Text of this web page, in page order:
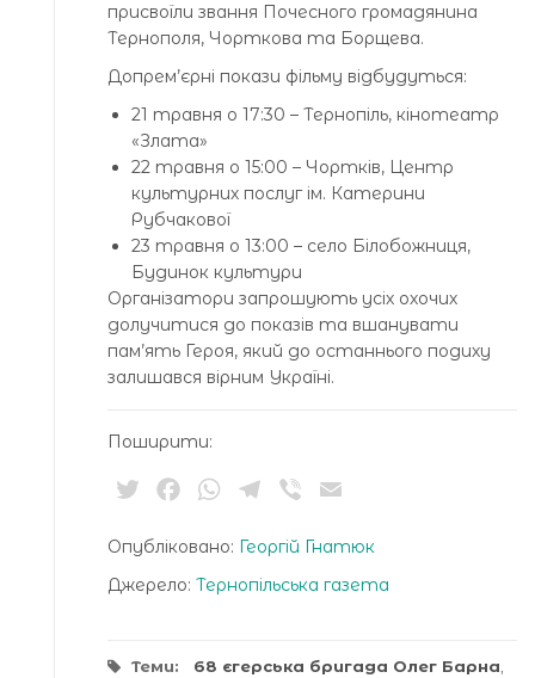
присвоїли звання Почесного громадянина
Тернополя, Чорткова та Борщева.
Допрем’єрні покази фільму відбудуться:
21 травня о 17:30 – Тернопіль, кінотеатр
«Злата»
22 травня о 15:00 – Чортків, Центр
культурних послуг ім. Катерини
Рубчакової
23 травня о 13:00 – село Білобожниця,
Будинок культури
Організатори запрошують усіх охочих
долучитися до показів та вшанувати
пам’ять Героя, який до останнього подиху
залишався вірним Україні.
Поширити:
TwitterFacebookWhatsApp
Telegram
Viber
Опубліковано: Георгій Гнатюк
Джерело: Тернопільська газета
Теми: 68 єгерська бригада Олег Барна